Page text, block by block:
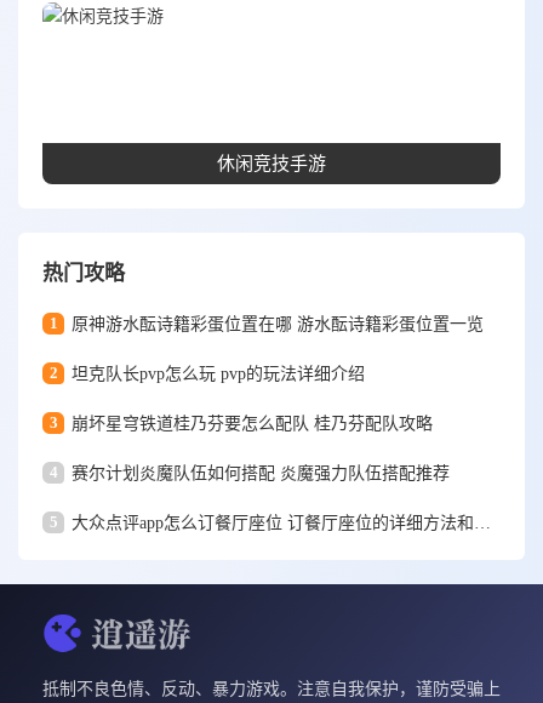
休闲竞技手游
热门攻略
1 原神游水酝诗籍彩蛋位置在哪 游水酝诗籍彩蛋位置一览
2 坦克队长pvp怎么玩 pvp的玩法详细介绍
3 崩坏星穹铁道桂乃芬要怎么配队 桂乃芬配队攻略
4 赛尔计划炎魔队伍如何搭配 炎魔强力队伍搭配推荐
5
抵制不良色情、反动、暴力游戏。注意自我保护，谨防受骗上